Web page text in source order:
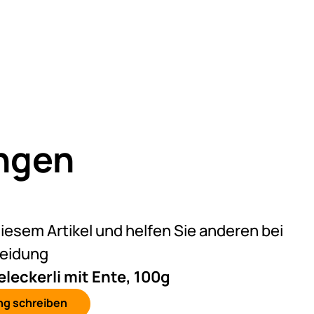
Artikel und helfen Sie anderen bei
mit Ente, 100g
schreiben